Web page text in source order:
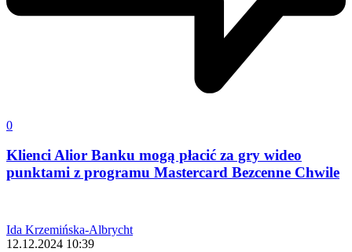
0
Klienci Alior Banku mogą płacić za gry wideo
punktami z programu Mastercard Bezcenne Chwile
Ida Krzemińska-Albrycht
12.12.2024 10:39